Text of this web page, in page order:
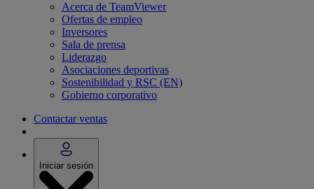
Acerca de TeamViewer
Ofertas de empleo
Inversores
Sala de prensa
Liderazgo
Asociaciones deportivas
Sostenibilidad y RSC (EN)
Gobierno corporativo
Contactar ventas
Iniciar sesión